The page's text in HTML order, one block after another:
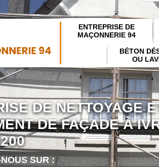
ENTREPRISE DE
MAÇONNERIE 94
BÉTON
OU
DE NETTOYAGE
DE FAÇADE À
SUR :